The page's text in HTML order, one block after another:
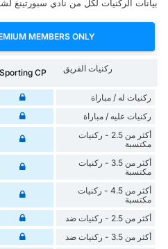
بيانات الركنيات لكل من نادي سبورتينغ
MEMBERS ONLY
ركنيات الفريق Sporting CP
‏ركنيات له / مباراة
‏ركنيات ‏عليه / مباراة
أكثر من 2.5 - ركنيات
مكتسبة
أكثر من 3.5 - ركنيات
مكتسبة
أكثر من 4.5 - ركنيات
مكتسبة
أكثر من 2.5 - ركنيات ضد
أكثر من 3.5 - ركنيات ضد